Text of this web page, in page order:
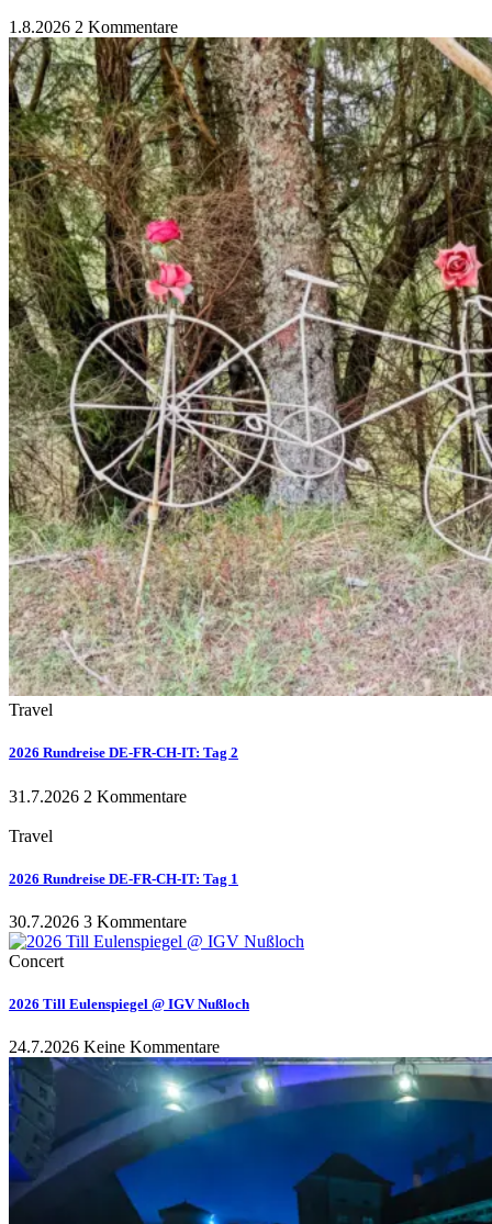
1.8.2026 2 Kommentare
Travel
2026 Rundreise DE-FR-CH-IT: Tag 2
31.7.2026 2 Kommentare
Travel
2026 Rundreise DE-FR-CH-IT: Tag 1
30.7.2026 3 Kommentare
Concert
2026 Till Eulenspiegel @ IGV Nußloch
24.7.2026 Keine Kommentare